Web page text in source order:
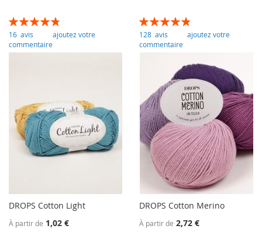
Évaluation:
97
% of100
16 avis
ajoutez votre
commentaire
Évaluation:
97
% of100
128 avis
ajoutez votre
commentaire
DROPS Cotton Light
À partir de 1,02 €
DROPS Cotton Merino
À partir de 2,72 €